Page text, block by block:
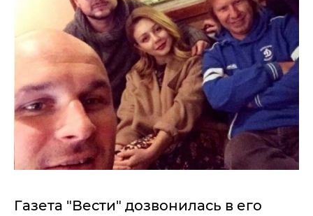
Газета "Вести" дозвонилась в его